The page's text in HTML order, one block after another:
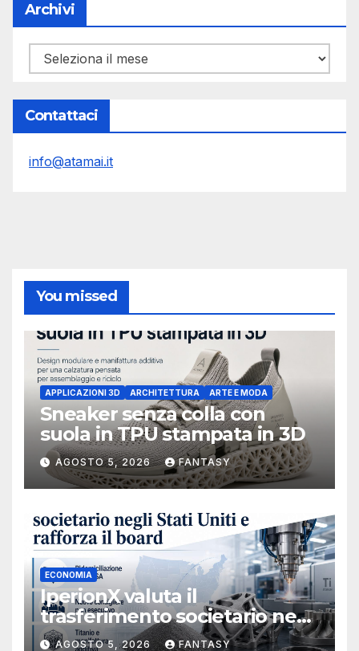
Archivi
Archivi
Contattaci
info@atamai.it
You missed
APPLICAZIONI 3D ARCHITETTURA ARTE E MODA
Sneaker senza colla con
suola in TPU stampata in 3D
AGOSTO 5, 2026 FANTASY
ECONOMIA
IperionX valuta il
trasferimento societario negli
Stati Uniti e rafforza il board,
AGOSTO 5, 2026 FANTASY